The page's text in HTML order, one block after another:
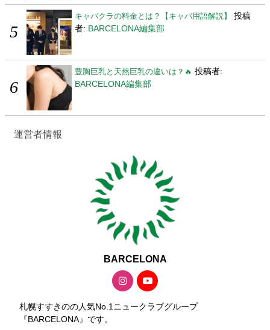
キャバクラの料金とは？【キャバ用語解説】
投稿
者: BARCELONA編集部
豊胸巨乳と天然巨乳の違いは？🔥 投稿者:
BARCELONA編集部
運営者情報
BARCELONA
札幌すすきのの人気No.1ニュークラブグループ
『BARCELONA』です。